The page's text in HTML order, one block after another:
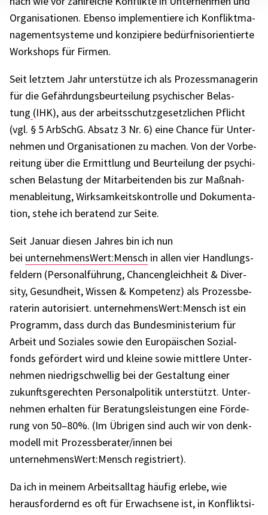
Orga­ni­sa­tio­nen. Ebenso imple­men­tiere ich Konflikt­ma­
nage­ment­sys­teme und konzi­piere bedürf­nis­ori­en­tierte
Work­shops für Firmen.
Seit letz­tem Jahr unter­stütze ich als Prozess­ma­na­ge­rin
für die Gefähr­dungs­be­ur­tei­lung psychi­scher Belas­
tung (IHK), aus der arbeits­schutz­ge­setz­li­chen Pflicht
(vgl. § 5 ArbSchG. Absatz 3 Nr. 6) eine Chance für Unter­
neh­men und Orga­ni­sa­tio­nen zu machen. Von der Vorbe­
rei­tung über die Ermitt­lung und Beur­tei­lung der psychi­
schen Belas­tung der Mitar­bei­ten­den bis zur Maßnah­
men­ab­lei­tung, Wirk­sam­keits­kon­trolle und Doku­men­ta­
tion, stehe ich bera­tend zur Seite.
Seit Januar diesen Jahres bin ich nun
bei unternehmensWert:Mensch in allen vier Hand­lungs­
fel­dern (Perso­nal­füh­rung, Chan­cen­gleich­heit & Diver­
sity, Gesund­heit, Wissen & Kompe­tenz) als Prozess­be­
ra­te­rin auto­ri­siert. unternehmensWert:Mensch ist ein
Programm, dass durch das Bundes­mi­nis­te­rium für
Arbeit und Sozia­les sowie den Euro­päi­schen Sozi­al­
fonds geför­dert wird und kleine sowie mitt­lere Unter­
neh­men nied­rig­schwel­lig bei der Gestal­tung einer
zukunfts­ge­rech­ten Perso­nal­po­li­tik unter­stützt. Unter­
neh­men erhal­ten für Bera­tungs­leis­tun­gen eine Förde­
rung von 50–80%. (Im Übri­gen sind auch wir von denk­
mo­dell mit Prozessberater/innen bei
unternehmensWert:Mensch regis­triert).
Da ich in meinem Arbeits­all­tag häufig erlebe, wie
heraus­for­dernd es oft für Erwach­sene ist, in Konflikt­si­